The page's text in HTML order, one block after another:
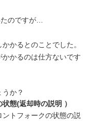
のですが…
かるとのことでした。
かるのは仕方ないです
か？
態(返却時の説明 ）
トフォークの状態の説